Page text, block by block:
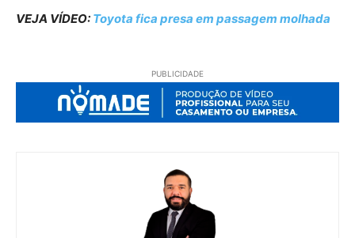
VEJA VÍDEO: Toyota fica presa em passagem molhada
PUBLICIDADE